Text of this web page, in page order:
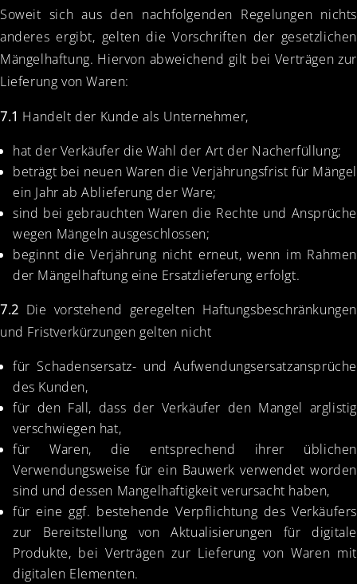
Soweit sich aus den nachfolgenden Regelungen nichts
anderes ergibt, gelten die Vorschriften der gesetzlichen
Mängelhaftung. Hiervon abweichend gilt bei Verträgen zur
Lieferung von Waren:
7.1 Handelt der Kunde als Unternehmer,
hat der Verkäufer die Wahl der Art der Nacherfüllung;
beträgt bei neuen Waren die Verjährungsfrist für Mängel
ein Jahr ab Ablieferung der Ware;
sind bei gebrauchten Waren die Rechte und Ansprüche
wegen Mängeln ausgeschlossen;
beginnt die Verjährung nicht erneut, wenn im Rahmen
der Mängelhaftung eine Ersatzlieferung erfolgt.
7.2 Die vorstehend geregelten Haftungsbeschränkungen
und Fristverkürzungen gelten nicht
für Schadensersatz- und Aufwendungsersatzansprüche
des Kunden,
für den Fall, dass der Verkäufer den Mangel arglistig
verschwiegen hat,
für Waren, die entsprechend ihrer üblichen
Verwendungsweise für ein Bauwerk verwendet worden
sind und dessen Mangelhaftigkeit verursacht haben,
für eine ggf. bestehende Verpflichtung des Verkäufers
zur Bereitstellung von Aktualisierungen für digitale
Produkte, bei Verträgen zur Lieferung von Waren mit
digitalen Elementen.